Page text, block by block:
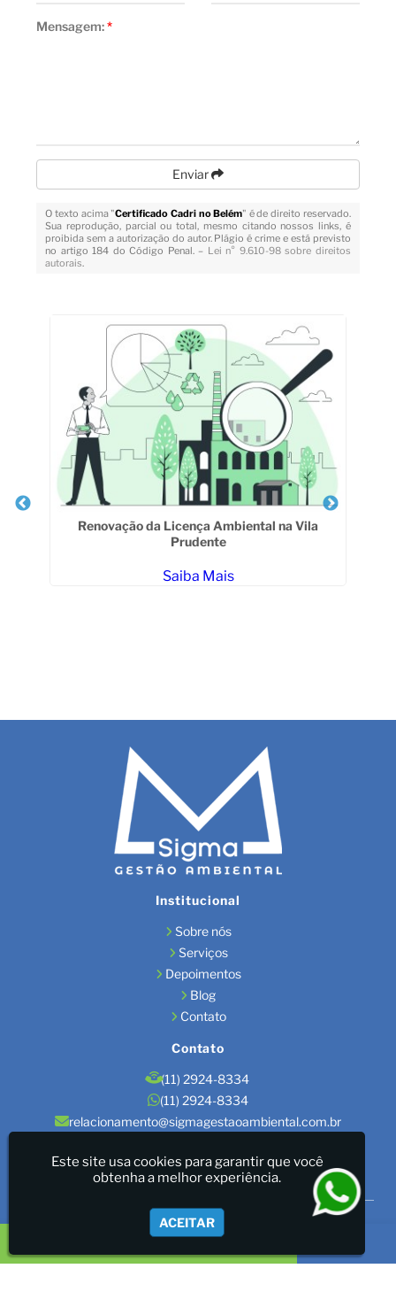
Mensagem:*
Enviar
O texto acima "Certificado Cadri no Belém" é de direito reservado.
Sua reprodução, parcial ou total, mesmo citando nossos links, é
proibida sem a autorização do autor. Plágio é crime e está previsto
no artigo 184 do Código Penal. – Lei n° 9.610-98 sobre direitos
autorais.
Renovação da Licença Ambiental na Vila
Prudente
Saiba Mais
Institucional
Sobre nós
Serviços
Depoimentos
Blog
Contato
Contato
(11) 2924-8334
(11) 2924-8334
relacionamento@sigmagestaoambiental.com.br
Localização
São Paulo / SP
Sigma Gestão Ambiental - LICENÇAS AMBIENTAIS/GESTÃO
DE RESÍDUOS/LAUDOS
Este site usa cookies para garantir que você
obtenha a melhor experiência.
ACEITAR